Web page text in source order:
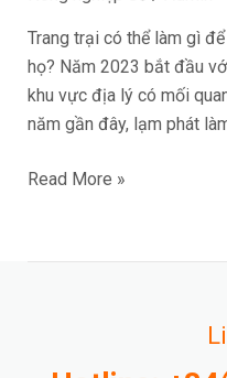
Trang trại có thể làm gì
họ? Năm 2023 bắt đầu
khu vực địa lý có mối
năm gần đây, lạm phát
của
họ?
Read More »